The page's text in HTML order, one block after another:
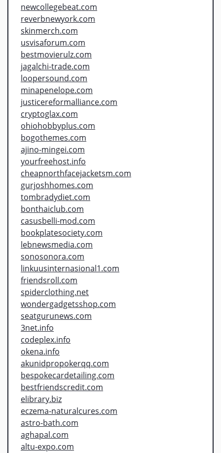
newcollegebeat.com
reverbnewyork.com
skinmerch.com
usvisaforum.com
bestmovierulz.com
jagalchi-trade.com
loopersound.com
minapenelope.com
justicereformalliance.com
cryptoglax.com
ohiohobbyplus.com
bogothemes.com
ajino-mingei.com
yourfreehost.info
cheapnorthfacejacketsm.com
gurjoshhomes.com
tombradydiet.com
bonthaiclub.com
casusbelli-mod.com
bookplatesociety.com
lebnewsmedia.com
sonosonora.com
linkuusinternasional1.com
friendsroll.com
spiderclothing.net
wondergadgetsshop.com
seatgurunews.com
3net.info
codeplex.info
okena.info
akunidpropokerqq.com
bespokecardetailing.com
bestfriendscredit.com
elibrary.biz
eczema-naturalcures.com
astro-bath.com
aghapal.com
altu-expo.com